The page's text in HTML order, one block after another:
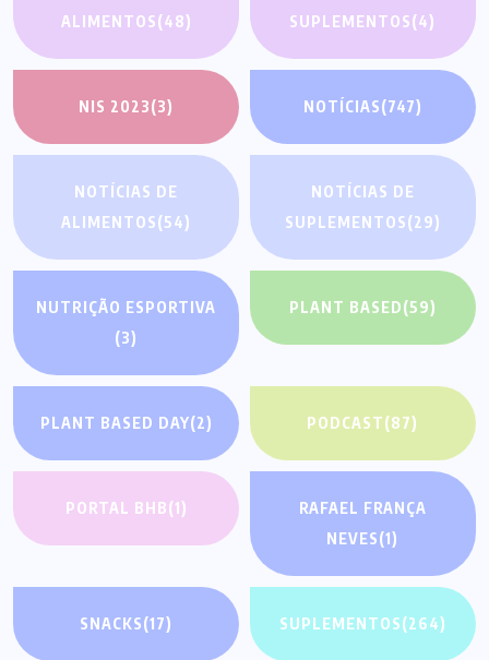
ALIMENTOS(48) SUPLEMENTOS(4)
NIS 2023(3) NOTÍCIAS(747)
NOTÍCIAS DE
ALIMENTOS(54)
NOTÍCIAS DE
SUPLEMENTOS(29)
NUTRIÇÃO ESPORTIVA
(3)
PLANT BASED(59)
PLANT BASED DAY(2) PODCAST(87)
PORTAL BHB(1)
RAFAEL FRANÇA
NEVES(1)
SNACKS(17) SUPLEMENTOS(264)